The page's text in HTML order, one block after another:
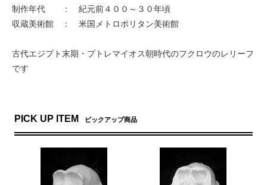
制作年代 ： 紀元前４００～３０年頃
収蔵美術館 ： 米国メトロポリタン美術館
古代エジプト末期・プトレマイオス朝時代のフクロウのレリーフ
です
PICK UP ITEM ピックアップ商品